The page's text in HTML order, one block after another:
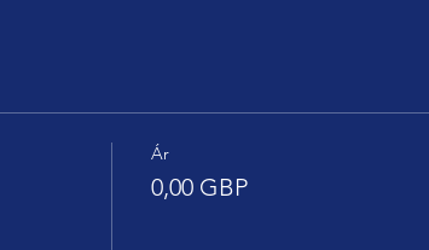
Ár
0,00 GBP